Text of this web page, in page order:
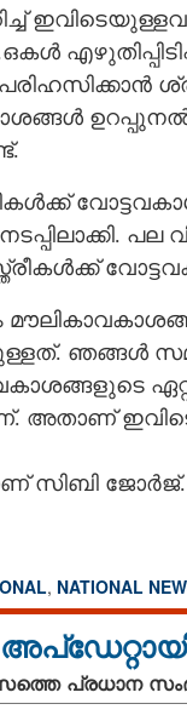
ഞങ്ങൾ
അതാണ്
സിബി ജോർജ്.
, NATIONAL
പ്രധാന